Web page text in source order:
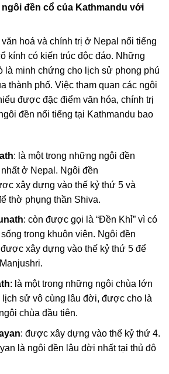
ngôi đền cổ của Kathmandu với
hoá và chính trị ở Nepal nổi tiếng
kính có kiến trúc độc đáo. Những
là minh chứng cho lịch sử phong phú
thành phố. Việc tham quan các ngôi
được đặc điểm văn hóa, chính trị
đền nổi tiếng tại Kathmandu bao
: là một trong những ngôi đền
ở Nepal. Ngôi đền
xây dựng vào thế kỷ thứ 5 và
thờ phụng thần Shiva.
: còn được gọi là “Đền Khỉ” vì có
trong khuôn viên. Ngôi đền
xây dựng vào thế kỷ thứ 5 để
: là một trong những ngôi chùa lớn
sử vô cùng lâu đời, được cho là
chùa đầu tiên.
: được xây dựng vào thế kỷ thứ 4.
là ngôi đền lâu đời nhất tại thủ đô